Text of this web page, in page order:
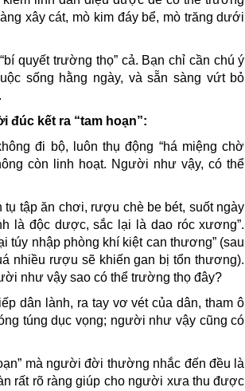
xây cát, mò kim đáy bể, mò trăng dưới
quyết trường thọ” cả. Bạn chỉ cần chú ý
sống hằng ngày, và sẵn sàng vứt bỏ
đúc kết ra “tam hoạn”:
đi bộ, luôn thụ động “há miệng chờ
còn linh hoạt. Người như vậy, có thể
tập ăn chơi, rượu chè be bét, suốt ngày
là độc dược, sắc lại là dao róc xương”.
túy nhập phòng khí kiệt can thương” (sau
nhiều rượu sẽ khiến gan bị tổn thương).
như vậy sao có thể trường thọ đây?
dân lành, ra tay vơ vét của dân, tham ô
túng dục vọng; người như vậy cũng có
mà người đời thường nhắc đến đều là
rất rõ ràng giúp cho người xưa thu được